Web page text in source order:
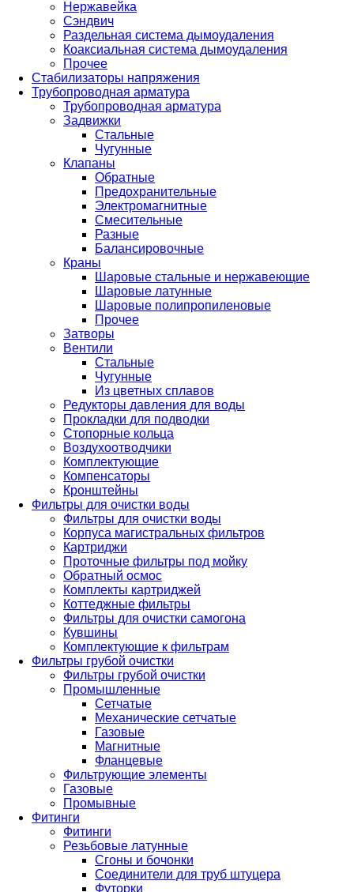
Нержавейка
Сэндвич
Раздельная система дымоудаления
Коаксиальная система дымоудаления
Прочее
Стабилизаторы напряжения
Трубопроводная арматура
Трубопроводная арматура
Задвижки
Стальные
Чугунные
Клапаны
Обратные
Предохранительные
Электромагнитные
Смесительные
Разные
Балансировочные
Краны
Шаровые стальные и нержавеющие
Шаровые латунные
Шаровые полипропиленовые
Прочее
Затворы
Вентили
Стальные
Чугунные
Из цветных сплавов
Редукторы давления для воды
Прокладки для подводки
Стопорные кольца
Воздухоотводчики
Комплектующие
Компенсаторы
Кронштейны
Фильтры для очистки воды
Фильтры для очистки воды
Корпуса магистральных фильтров
Картриджи
Проточные фильтры под мойку
Обратный осмос
Комплекты картриджей
Коттеджные фильтры
Фильтры для очистки самогона
Кувшины
Комплектующие к фильтрам
Фильтры грубой очистки
Фильтры грубой очистки
Промышленные
Сетчатые
Механические сетчатые
Газовые
Магнитные
Фланцевые
Фильтрующие элементы
Газовые
Промывные
Фитинги
Фитинги
Резьбовые латунные
Сгоны и бочонки
Соединители для труб штуцера
Футорки